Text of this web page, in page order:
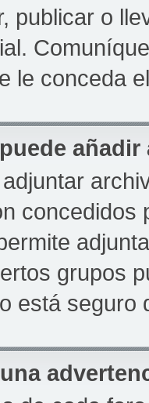
publicar o
le conceda
concedidos
grupos
está seguro